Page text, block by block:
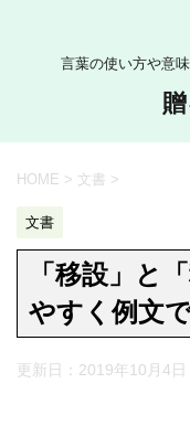
言葉の使い方や意
HOME > 文書 >
文書
「移設」と
やすく例文
更新日： 2019年10月4日